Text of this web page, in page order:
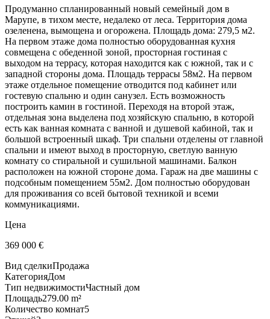
Продуманно спланированный новый семейный дом в
Марупе, в тихом месте, недалеко от леса. Территория дома
озеленена, вымощена и огорожена. Площадь дома: 279,5 м2.
На первом этаже дома полностью оборудованная кухня
совмещена с обеденной зоной, просторная гостиная с
выходом на террасу, которая находится как с южной, так и с
западной стороны дома. Площадь террасы 58м2. На первом
этаже отдельное помещение отводится под кабинет или
гостевую спальню и один санузел. Есть возможность
построить камин в гостиной. Переходя на второй этаж,
отдельная зона выделена под хозяйскую спальню, в которой
есть как ванная комната с ванной и душевой кабиной, так и
большой встроенный шкаф. Три спальни отделены от главной
спальни и имеют выход в просторную, светлую ванную
комнату со стиральной и сушильной машинами. Балкон
расположен на южной стороне дома. Гараж на две машины с
подсобным помещением 55м2. Дом полностью оборудован
для проживания со всей бытовой техникой и всеми
коммуникациями.
Цена
369 000 €
Вид сделкиПродажа
КатегорияДом
Тип недвижимостиЧастный дом
Площадь279.00 m²
Количество комнат5